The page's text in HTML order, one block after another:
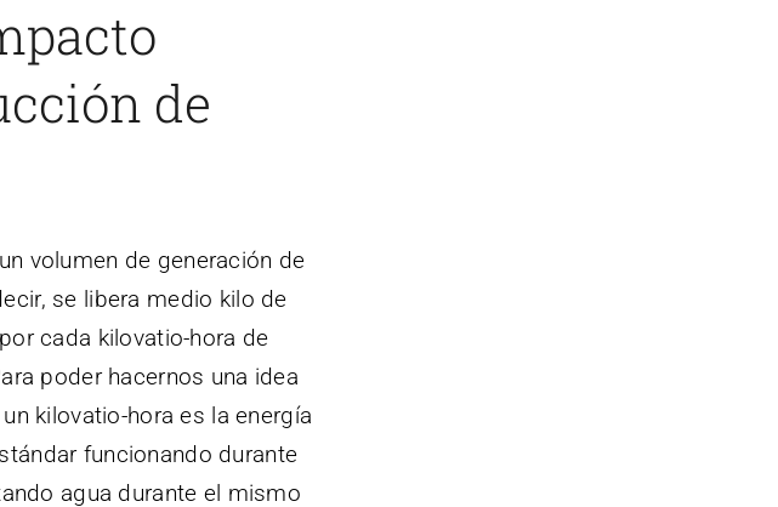
de
volumen de generación de
se libera medio kilo de
cada kilovatio-hora de
poder hacernos una idea
kilovatio-hora es la energía
funcionando durante
agua durante el mismo